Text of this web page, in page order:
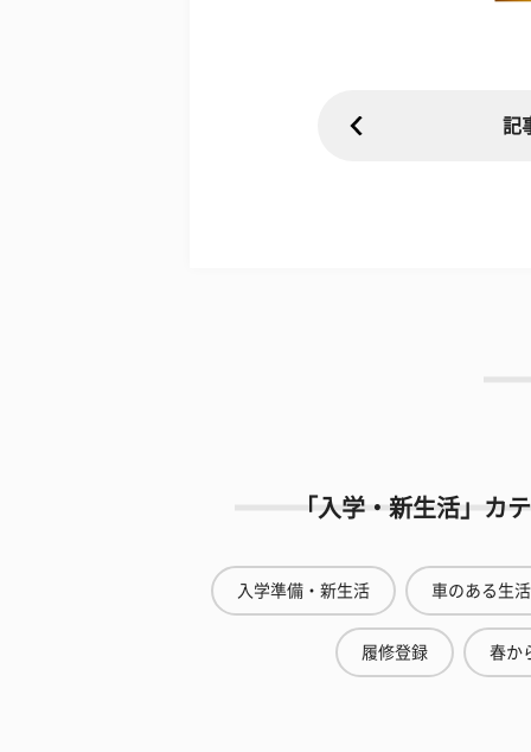
記
「入学・新生活」カ
入学準備・新生活 車のある生活
履修登録 春か